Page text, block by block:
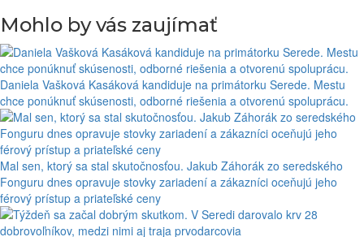
Mohlo by vás zaujímať
Daniela Vašková Kasáková kandiduje na primátorku Serede. Mestu
chce ponúknuť skúsenosti, odborné riešenia a otvorenú spoluprácu.
Mal sen, ktorý sa stal skutočnosťou. Jakub Záhorák zo seredského
Fonguru dnes opravuje stovky zariadení a zákazníci oceňujú jeho
férový prístup a priateľské ceny